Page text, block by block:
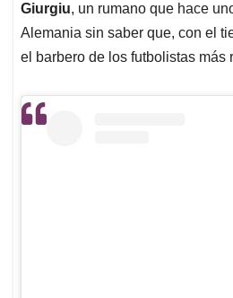
Giurgiu, un rumano que hace
Alemania sin saber que, con el
el barbero de los futbolistas más